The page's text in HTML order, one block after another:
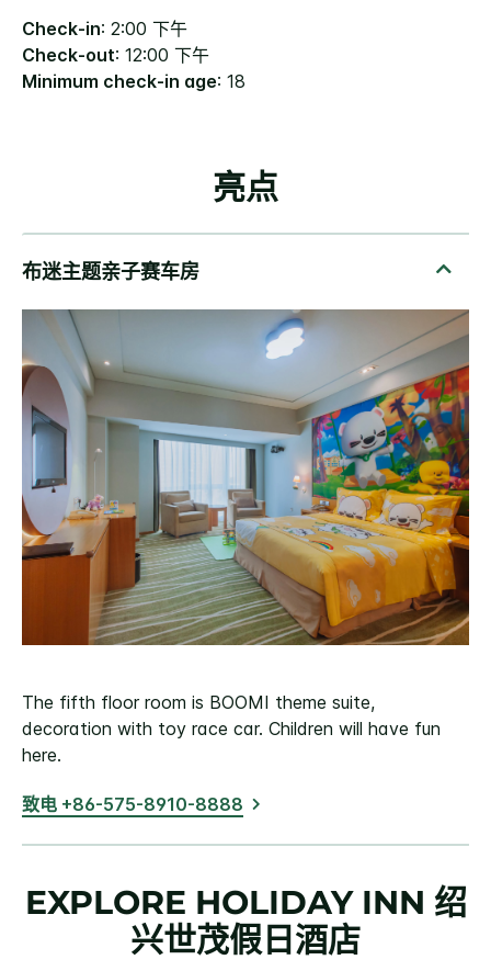
Check-in: 2:00 下午
Check-out: 12:00 下午
Minimum check-in age: 18
亮点
The fifth floor room is BOOMI theme suite,
decoration with toy race car. Children will have fun
here.
致电 +86-575-8910-8888
EXPLORE HOLIDAY INN 绍
兴世茂假日酒店